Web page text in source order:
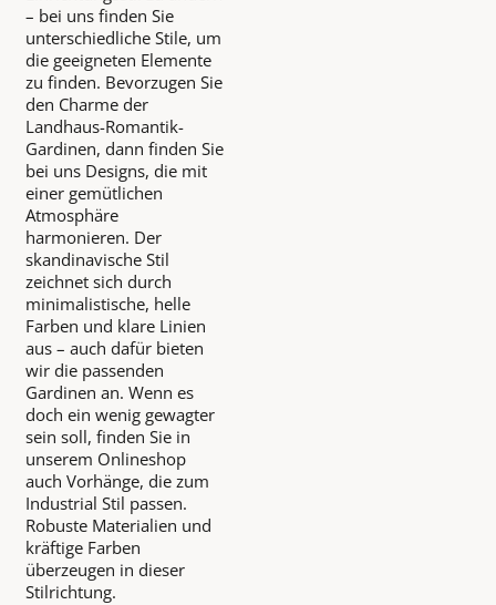
– bei uns finden Sie
unterschiedliche Stile, um
die geeigneten Elemente
zu finden. Bevorzugen Sie
den Charme der
Landhaus-Romantik-
Gardinen, dann finden Sie
bei uns Designs, die mit
einer gemütlichen
Atmosphäre
harmonieren. Der
skandinavische Stil
zeichnet sich durch
minimalistische, helle
Farben und klare Linien
aus – auch dafür bieten
wir die passenden
Gardinen an. Wenn es
doch ein wenig gewagter
sein soll, finden Sie in
unserem Onlineshop
auch Vorhänge, die zum
Industrial Stil passen.
Robuste Materialien und
kräftige Farben
überzeugen in dieser
Stilrichtung.